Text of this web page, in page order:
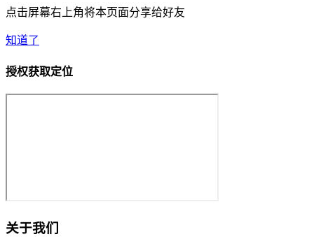
点击屏幕右上角将本页面分享给好友
知道了
授权获取定位
关于我们